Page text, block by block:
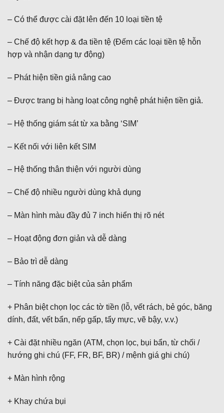
– Có thể được cài đặt lên đến 10 loại tiền tệ
– Chế độ kết hợp & đa tiền tệ (Đếm các loại tiền tệ hỗn
hợp và nhận dạng tự động)
– Phát hiện tiền giả nâng cao
– Được trang bị hàng loạt công nghệ phát hiện tiền giả.
– Hệ thống giám sát từ xa bằng ‘SIM’
– Kết nối với liên kết SIM
– Hệ thống thân thiện với người dùng
– Chế độ nhiều người dùng khả dụng
– Màn hình màu đầy đủ 7 inch hiển thị rõ nét
– Hoạt động đơn giản và dễ dàng
– Bảo trì dễ dàng
– Tính năng đặc biệt của sản phẩm
+ Phân biệt chọn lọc các tờ tiền (lỗ, vết rách, bẻ góc, băng
dính, đất, vết bẩn, nếp gấp, tẩy mực, vẽ bậy, v.v.)
+ Cài đặt nhiều ngăn (ATM, chọn lọc, bụi bẩn, từ chối /
hướng ghi chú (FF, FR, BF, BR) / mệnh giá ghi chú)
+ Màn hình rộng
+ Khay chứa bụi